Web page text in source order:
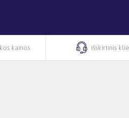
kainos Išskirtinis